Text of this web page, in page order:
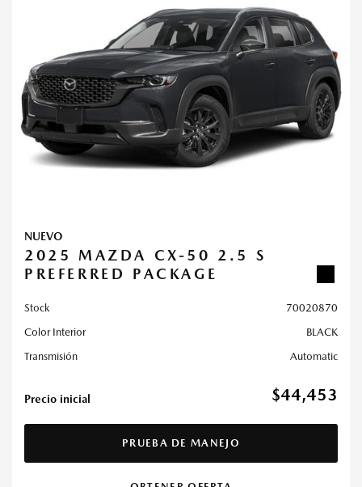
NUEVO
2025 MAZDA CX-50 2.5 S
PREFERRED PACKAGE
Stock
70020870
Color Interior
BLACK
Transmisión
Automatic
Precio inicial $44,453
PRUEBA DE MANEJO